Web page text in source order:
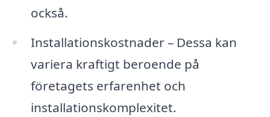
också.
Installationskostnader – Dessa kan
variera kraftigt beroende på
företagets erfarenhet och
installationskomplexitet.